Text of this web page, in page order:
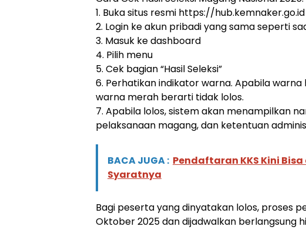
1. Buka situs resmi https://hub.kemnaker.go.id
2. Login ke akun pribadi yang sama seperti
3. Masuk ke dashboard
4. Pilih menu
5. Cek bagian “Hasil Seleksi”
6. Perhatikan indikator warna. Apabila warna
warna merah berarti tidak lolos.
7. Apabila lolos, sistem akan menampilkan
pelaksanaan magang, dan ketentuan
BACA JUGA : Pendaftaran KKS Kini
Syaratnya
Bagi peserta yang dinyatakan lolos, proses
Oktober 2025 dan dijadwalkan berlangsung